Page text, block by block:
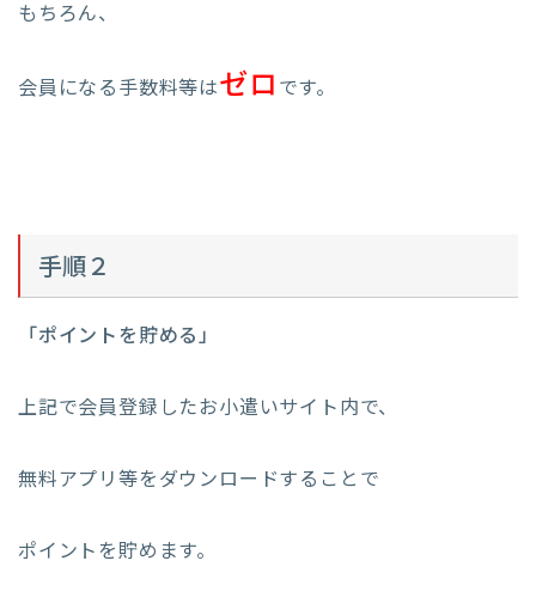
もちろん、
会員になる手数料等はゼロ です。
手順２
「ポイントを貯める」
上記で会員登録したお小遣いサイト内で、
無料アプリ等をダウンロードすることで
ポイントを貯めます。